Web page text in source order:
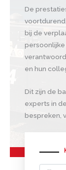
De
bij de
en hun
Dit zijn de
experts in
bespreken,